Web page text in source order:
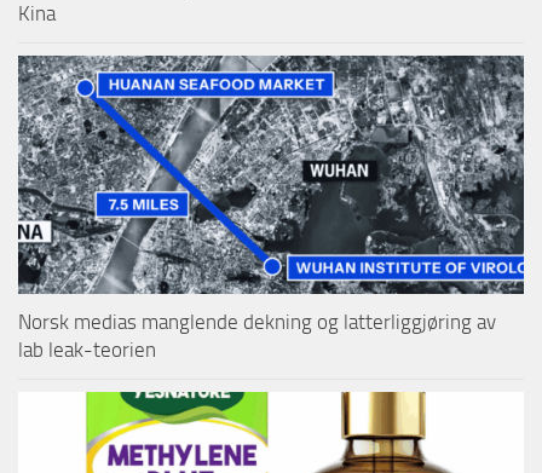
Kina
Norsk medias manglende dekning og latterliggjøring av
lab leak-teorien